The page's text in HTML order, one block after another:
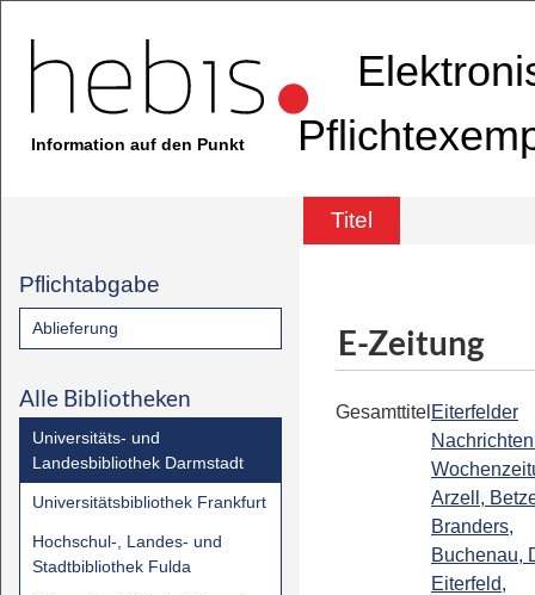
Information auf den Punkt
Titel
Pflichtabgabe
Ablieferung
Alle Bibliotheken
Universitäts- und
Landesbibliothek Darmstadt
Universitätsbibliothek Frankfurt
Hochschul-, Landes- und
Stadtbibliothek Fulda
E-Zeitung
Gesamttitel Eiterfelder
Arzell,
Branders,
Buchenau,
Eiterfeld,